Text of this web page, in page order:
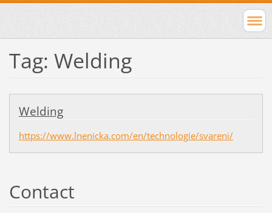
Tag: Welding
Welding
https://www.lnenicka.com/en/technologie/svareni/
Contact